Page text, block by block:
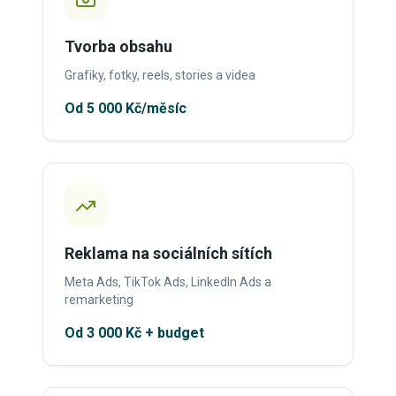
Tvorba obsahu
Grafiky, fotky, reels, stories a videa
Od 5 000 Kč/měsíc
Reklama na sociálních sítích
Meta Ads, TikTok Ads, LinkedIn Ads a
remarketing
Od 3 000 Kč + budget